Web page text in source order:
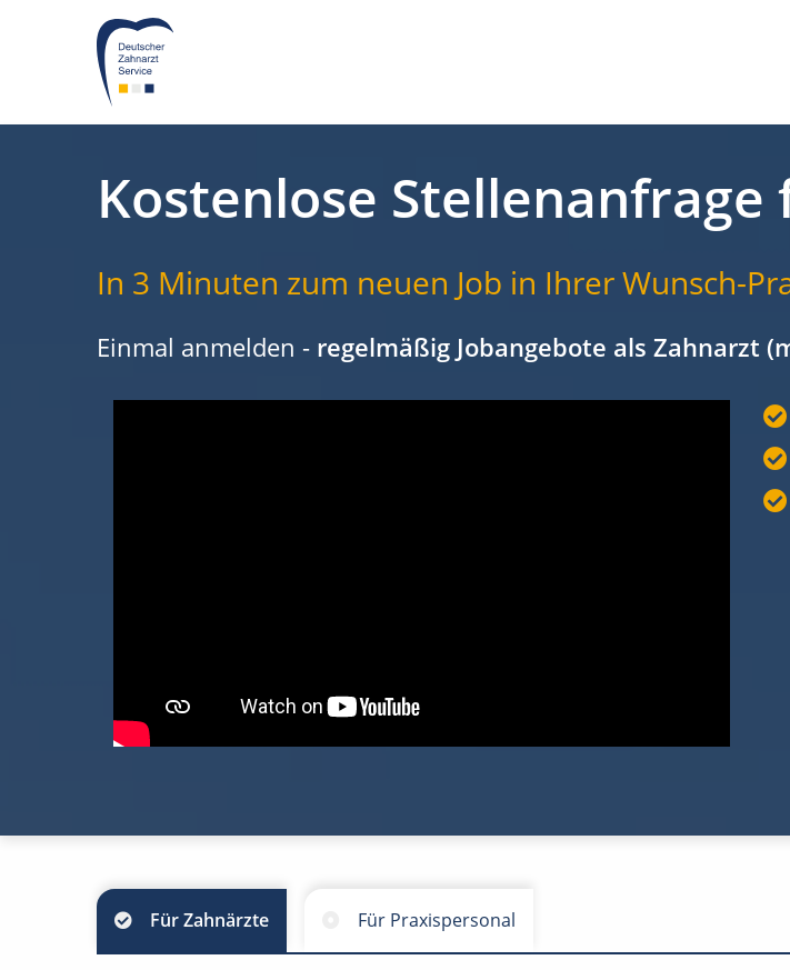
Kostenlose
In 3 Minuten zum neuen Job in Ihrer Wunsch-
Einmal anmelden - regelmäßig Jobangebote als Zahnarzt
Für Zahnärzte Für Praxispersonal